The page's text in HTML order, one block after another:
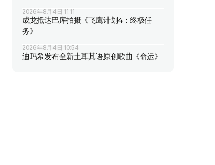
2026年8月4日 11:11
成龙抵达巴库拍摄《飞鹰计划4：终极任
务》
2026年8月4日 10:54
迪玛希发布全新土耳其语原创歌曲《命运》